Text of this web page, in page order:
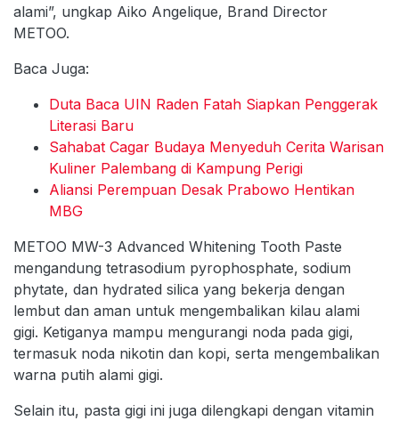
alami”, ungkap Aiko Angelique, Brand Director
METOO.
Baca Juga:
Duta Baca UIN Raden Fatah Siapkan Penggerak
Literasi Baru
Sahabat Cagar Budaya Menyeduh Cerita Warisan
Kuliner Palembang di Kampung Perigi
Aliansi Perempuan Desak Prabowo Hentikan
MBG
METOO MW-3 Advanced Whitening Tooth Paste
mengandung tetrasodium pyrophosphate, sodium
phytate, dan hydrated silica yang bekerja dengan
lembut dan aman untuk mengembalikan kilau alami
gigi. Ketiganya mampu mengurangi noda pada gigi,
termasuk noda nikotin dan kopi, serta mengembalikan
warna putih alami gigi.
Selain itu, pasta gigi ini juga dilengkapi dengan vitamin